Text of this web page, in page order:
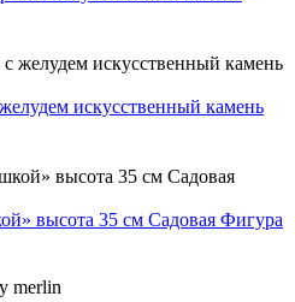
искусственный камень
высота 35 см Садовая Фигура